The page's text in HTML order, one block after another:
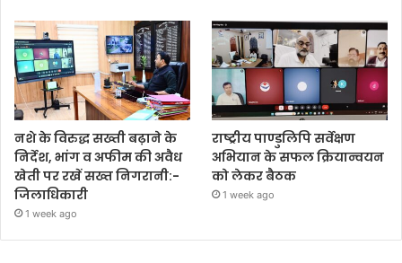
नशे के विरुद्ध सख्ती बढ़ाने के
निर्देश, भांग व अफीम की अवैध
खेती पर रखें सख्त निगरानी:-
जिलाधिकारी
1 week ago
राष्ट्रीय पाण्डुलिपि सर्वेक्षण
अभियान के सफल क्रियान्वयन
को लेकर बैठक
1 week ago